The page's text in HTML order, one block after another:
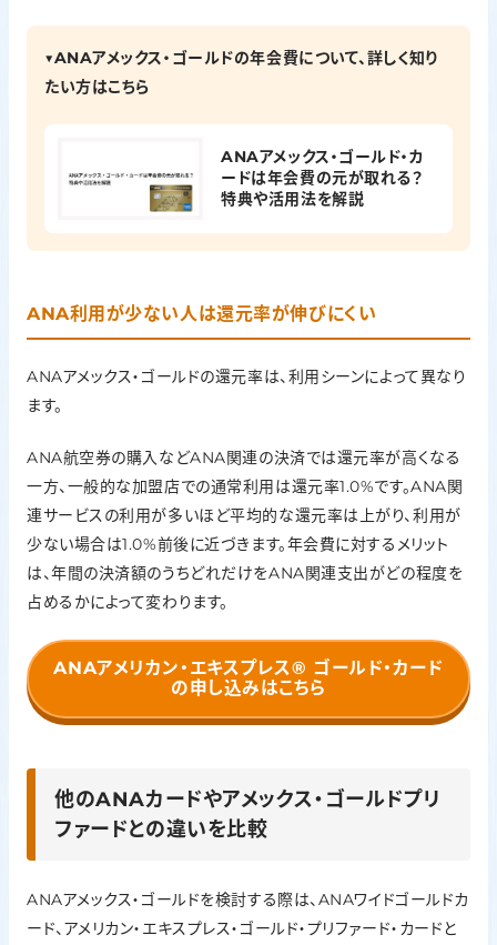
▼ANAアメックス・ゴールドの年会費について、詳しく知り
たい方はこちら
ANAアメックス・ゴールド・カ
ードは年会費の元が取れる？
特典や活用法を解説
ANA利用が少ない人は還元率が伸びにくい
ANAアメックス・ゴールドの還元率は、利用シーンによって異なり
ます。
ANA航空券の購入などANA関連の決済では還元率が高くなる
一方、一般的な加盟店での通常利用は還元率1.0%です。ANA関
連サービスの利用が多いほど平均的な還元率は上がり、利用が
少ない場合は1.0%前後に近づきます。年会費に対するメリット
は、年間の決済額のうちどれだけをANA関連支出がどの程度を
占めるかによって変わります。
ANAアメリカン・エキスプレス® ゴールド・カード
の申し込みはこちら
他のANAカードやアメックス・ゴールドプリ
ファードとの違いを比較
ANAアメックス・ゴールドを検討する際は、ANAワイドゴールドカ
ード、アメリカン・エキスプレス・ゴールド・プリファード・カードと